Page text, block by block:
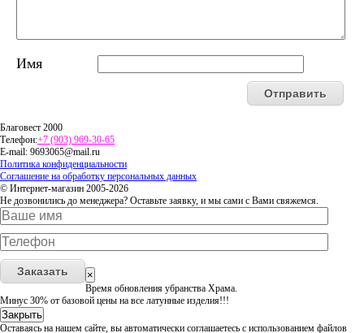
Имя
Благовест 2000
Телефон:+7 (903) 969-30-65
E-mail: 9693065@mail.ru
Политика конфиденциальности
Соглашение на обработку персональных данных
© Интернет-магазин 2005-2026
Не дозвонились до менеджера? Оставьте заявку, и мы сами с Вами свяжемся.
Заказать ×
Время обновления убранства Храма.
Минус 30% от базовой цены на все латунные изделия!!!
Закрыть
Оставаясь на нашем сайте, вы автоматически соглашаетесь с использованием файлов